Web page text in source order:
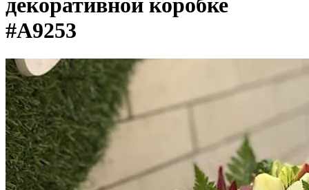
декоративной коробке
#A9253